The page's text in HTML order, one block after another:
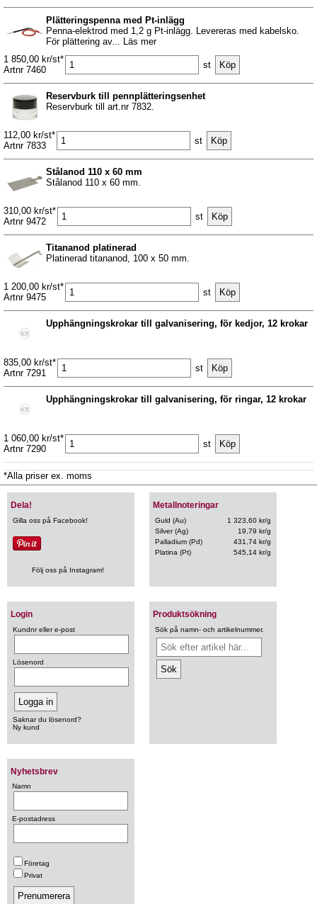
Plätteringspenna med Pt-inlägg
Penna-elektrod med 1,2 g Pt-inlägg. Levereras med kabelsko.
För plättering av... Läs mer
1 850,00 kr/st*
Artnr 7460
st
Reservburk till pennplätteringsenhet
Reservburk till art.nr 7832.
112,00 kr/st*
Artnr 7833
st
Stålanod 110 x 60 mm
Stålanod 110 x 60 mm.
310,00 kr/st*
Artnr 9472
st
Titananod platinerad
Platinerad titananod, 100 x 50 mm.
1 200,00 kr/st*
Artnr 9475
st
Upphängningskrokar till galvanisering, för kedjor, 12 krokar
835,00 kr/st*
Artnr 7291
st
Upphängningskrokar till galvanisering, för ringar, 12 krokar
1 060,00 kr/st*
Artnr 7290
st
*Alla priser ex. moms
Metallnoteringar
Guld (Au)
1 323,60 kr/g
Silver (Ag)
19,79 kr/g
Palladium (Pd)
431,74 kr/g
Platina (Pt)
545,14 kr/g
Login
Kundnr eller e-post
Lösenord
Saknar du lösenord?
Ny kund
Produktsökning
Sök på namn- och artikelnummer.
Nyhetsbrev
Namn
E-postadress
Företag
Privat
Dela!
Gilla oss på Facebook!
Följ oss på Instagram!